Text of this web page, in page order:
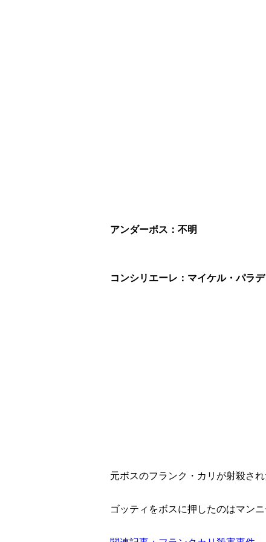
アンダーボス：不明
コンシリエーレ：マイケル・パラ
元ボスのフランク・カリが射殺さ
ゴッティをボスに押したのはマン